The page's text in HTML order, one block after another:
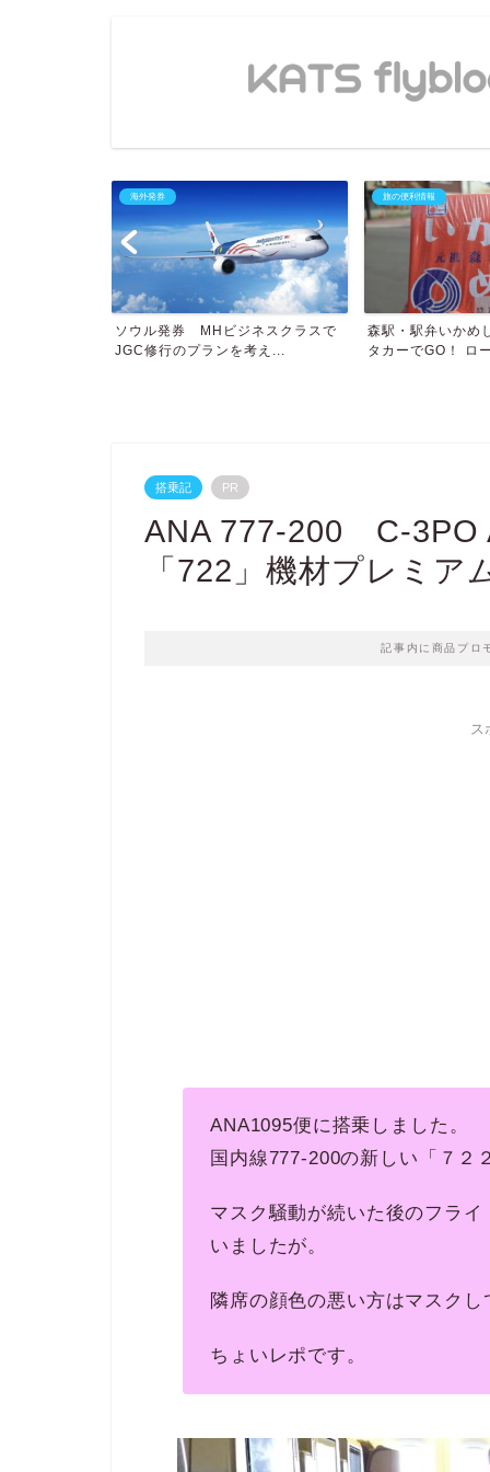
海外発券
ソウル発券 MHビジネスクラスで
JGC修行のプランを考え...
旅の便利情報
森駅・駅弁いか
タカーでGO！ ロ
搭乗記 PR
ANA 777-200 C-3PO
「722」機材プレミア
記事内に商品プロ
ス
ANA1095便に搭乗しました。
国内線777-200の新しい「７２
マスク騒動が続いた後のフラ
いましたが。
隣席の顔色の悪い方はマスク
ちょいレポです。